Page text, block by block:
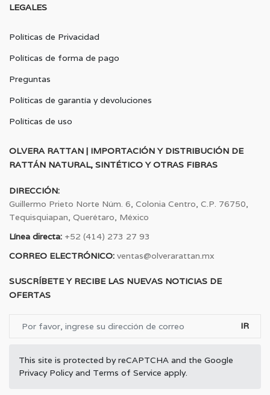
LEGALES
Políticas de Privacidad
Políticas de forma de pago
Preguntas
Políticas de garantía y devoluciones
Políticas de uso
OLVERA RATTAN | IMPORTACIÓN Y DISTRIBUCIÓN DE
RATTÁN NATURAL, SINTÉTICO Y OTRAS FIBRAS
DIRECCIÓN:
Guillermo Prieto Norte Núm. 6, Colonia Centro, C.P. 76750,
Tequisquiapan, Querétaro, México
Línea directa: +52 (414) 273 27 93
CORREO ELECTRÓNICO: ventas@olverarattan.mx
SUSCRÍBETE Y RECIBE LAS NUEVAS NOTICIAS DE
OFERTAS
IR
This site is protected by reCAPTCHA and the Google
Privacy Policyand Terms of Service apply.